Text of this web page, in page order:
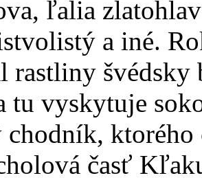
ľalia
a iné.
rastliny švédsky
tu vyskytuje
ktorého
časť